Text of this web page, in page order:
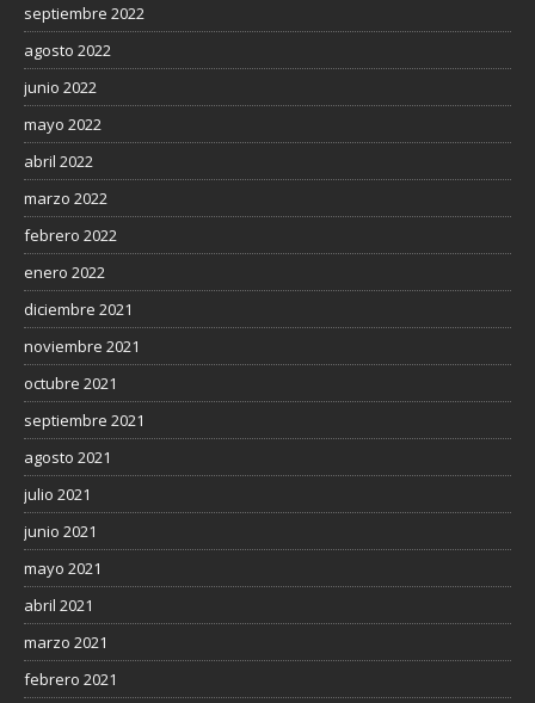
septiembre 2022
agosto 2022
junio 2022
mayo 2022
abril 2022
marzo 2022
febrero 2022
enero 2022
diciembre 2021
noviembre 2021
octubre 2021
septiembre 2021
agosto 2021
julio 2021
junio 2021
mayo 2021
abril 2021
marzo 2021
febrero 2021